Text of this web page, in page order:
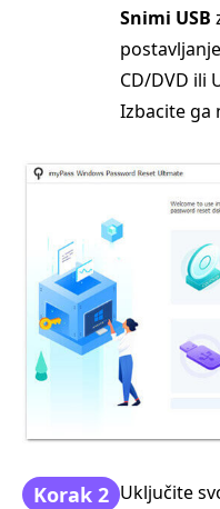
Snimi USB
CD/DVD ili
Izbacite ga
Korak 2 Uključite